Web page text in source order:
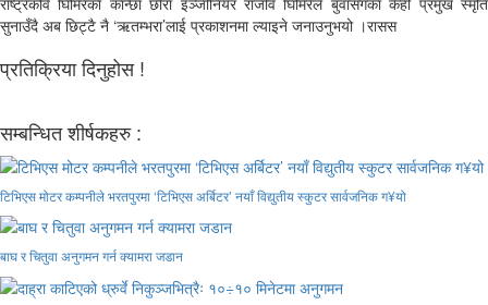
सुनाउँदै अब छिट्टै नै ‘ऋतम्भरा’लाई प्रकाशनमा ल्याइने जनाउनुभयो ।रासस
प्रतिक्रिया दिनुहोस !
सम्बन्धित शीर्षकहरु :
टिभिएस मोटर कम्पनीले भरतपुरमा ‘टिभिएस अर्बिटर’ नयाँ विद्युतीय स्कुटर सार्वजनिक ग¥यो
बाघ र चितुवा अनुगमन गर्न क्यामरा जडान